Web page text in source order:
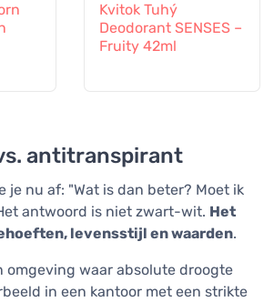
Kvitok Tuhý
Deodorant SENSES –
Fruity 42ml
antitranspirant
je nu af: "Wat is dan beter? Moet ik
antwoord is niet zwart-wit. Het
levensstijl en waarden.
omgeving waar absolute droogte
in een kantoor met een strikte